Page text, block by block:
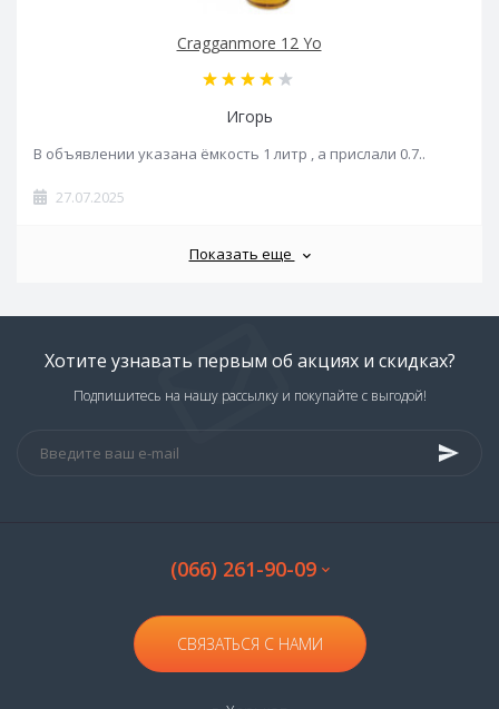
Cragganmore 12 Yo
Игорь
В объявлении указана ёмкость 1 литр , а прислали 0.7..
27.07.2025
Показать еще
Хотите узнавать первым об акциях и скидках?
Подпишитесь на нашу рассылку и покупайте с выгодой!
(066) 261-90-09
СВЯЗАТЬСЯ С НАМИ